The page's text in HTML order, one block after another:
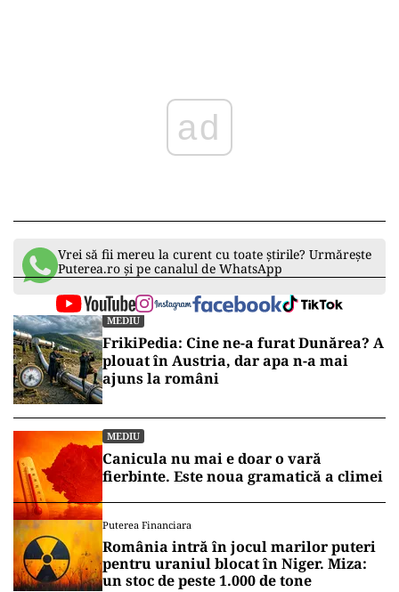
ad
Vrei să fii mereu la curent cu toate știrile? Urmărește
Puterea.ro și pe canalul de WhatsApp
MEDIU
FrikiPedia: Cine ne-a furat Dunărea? A
plouat în Austria, dar apa n-a mai
ajuns la români
MEDIU
Canicula nu mai e doar o vară
fierbinte. Este noua gramatică a climei
Puterea Financiara
România intră în jocul marilor puteri
pentru uraniul blocat în Niger. Miza:
un stoc de peste 1.000 de tone